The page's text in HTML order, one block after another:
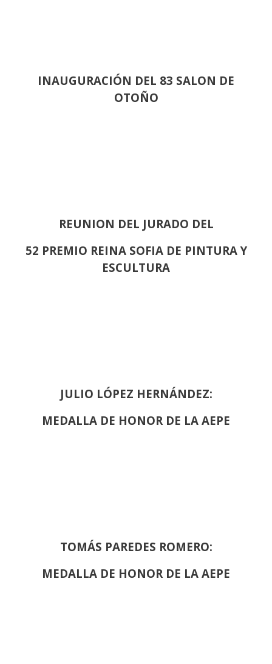
INAUGURACIÓN DEL 83 SALON DE
OTOÑO
REUNION DEL JURADO DEL
52 PREMIO REINA SOFIA DE PINTURA Y
ESCULTURA
JULIO LÓPEZ HERNÁNDEZ:
MEDALLA DE HONOR DE LA AEPE
TOMÁS PAREDES ROMERO:
MEDALLA DE HONOR DE LA AEPE